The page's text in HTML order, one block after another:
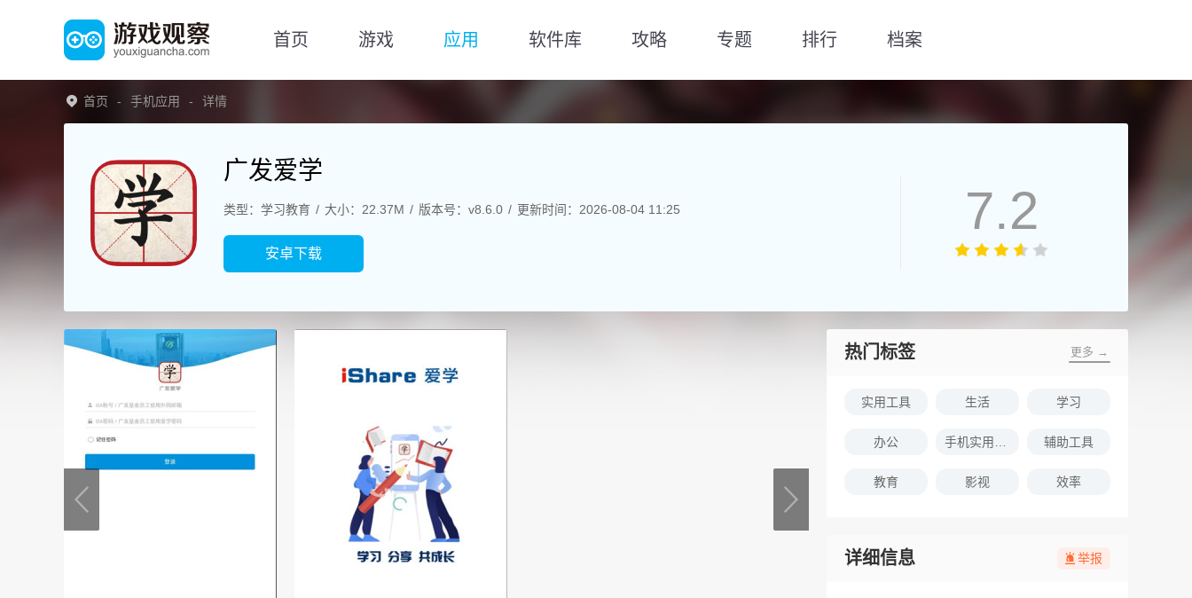
首页 游戏 应用 软件库 攻略 专题 排行 档案
首页 手机应用 详情
广发爱学
类型：学习教育 大小：22.37M 版本号：v8.6.0 更新时间：2026-08-04 11:25
安卓下载
7.2
热门标签 更多 →
实用工具 生活 学习
办公 辅助工具
教育 影视 效率
详细信息 举报